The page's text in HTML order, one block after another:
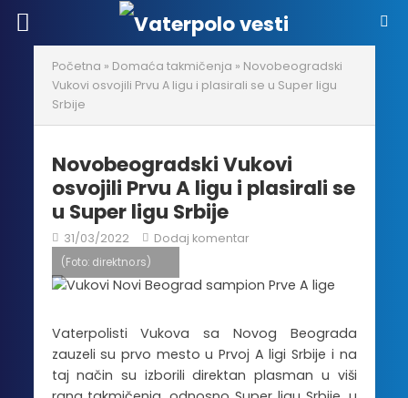
Početna » Domaća takmičenja » Novobeogradski
Vukovi osvojili Prvu A ligu i plasirali se u Super ligu
Srbije
Novobeogradski Vukovi
osvojili Prvu A ligu i plasirali se
u Super ligu Srbije
31/03/2022 Dodaj komentar
(Foto: direktno.rs)
Vaterpolisti Vukova sa Novog Beograda
zauzeli su prvo mesto u Prvoj A ligi Srbije i na
taj način su izborili direktan plasman u viši